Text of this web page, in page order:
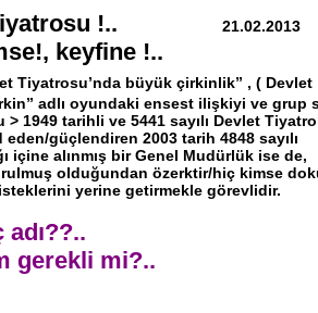
Tiyatrosu !..21.02.2013
keyfine !..
Tiyatrosu’nda büyük çirkinlik” , ( Devlet
adlı oyundaki ensest ilişkiyi ve grup
1949 tarihli ve 5441 sayılı Devlet
güçlendiren 2003 tarih 4848 sayılı
içine alınmış bir Genel Mudürlük ise de,
olduğundan özerktir/hiç kimse
yerine getirmekle görevlidir.
gerekli mi?..